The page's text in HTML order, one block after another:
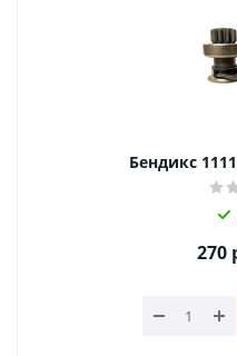
Бендикс
270